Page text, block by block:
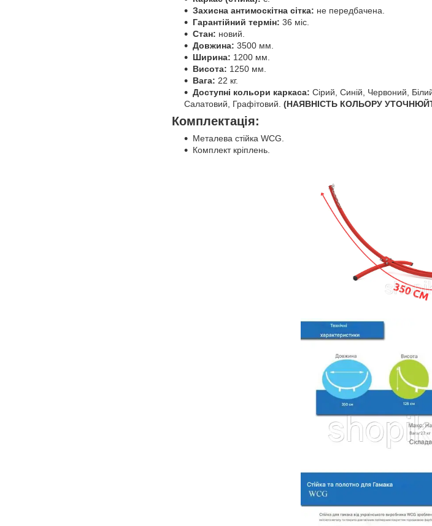
Захисна антимоскітна сітка: не передбачена.
Гарантійний термін: 36 міс.
Стан: новий.
Довжина: 3500 мм.
Ширина: 1200 мм.
Висота: 1250 мм.
Вага: 22 кг.
Доступні кольори каркаса: Сірий, Синій, Червоний,
Салатовий, Графітовий. (НАЯВНІСТЬ КОЛЬОРУ
Комплектація:
Металева стійка WCG.
Комплект кріплень.